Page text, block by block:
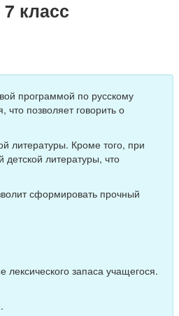
класс
программой по русскому
позволяет говорить о
литературы. Кроме того, при
литературы, что
сформировать прочный
запаса учащегося.